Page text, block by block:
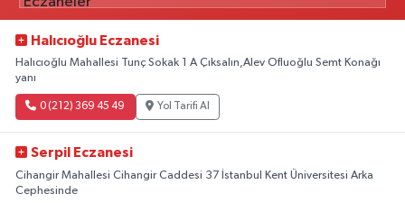
Halıcıoğlu Eczanesi
Halıcıoğlu Mahallesi Tunç Sokak 1 A Çıksalın,Alev Ofluoğlu Semt Konağı
yanı
0 (212) 369 45 49 Yol Tarifi Al
Serpil Eczanesi
Cihangir Mahallesi Cihangir Caddesi 37 İstanbul Kent Üniversitesi Arka
Cephesinde